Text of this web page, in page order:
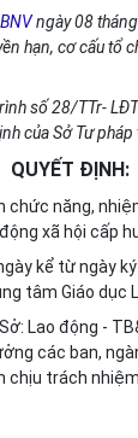
ngày 08
hạn, cơ cấu tổ
số 28/TTr-
của Sở Tư
QUYẾT ĐỊNH:
chức năng,
xã hội cấp
kể từ ngày
tâm Giáo dục
Lao động -
các ban,
chịu trách